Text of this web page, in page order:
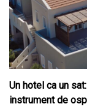
Un hotel ca un
instrument de